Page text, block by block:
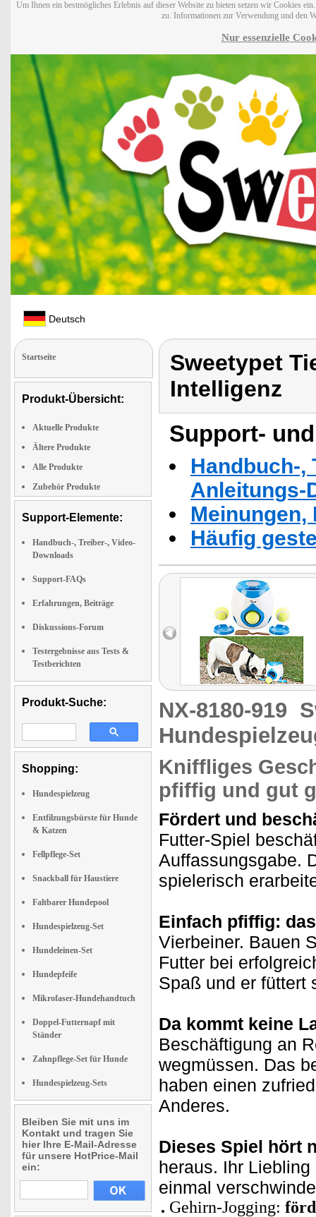
Um Ihnen ein bestmögliches Erlebnis auf dieser Website zu bieten setzen wir Cookies
zu. Informationen zur Verwendung und den
Nur essenzielle
Deutsch
Startseite
Produkt-Übersicht:
Aktuelle Produkte
Ältere Produkte
Alle Produkte
Zubehör Produkte
Support-Elemente:
Handbuch-, Treiber-, Video-
Downloads
Support-FAQs
Erfahrungen, Beiträge
Diskussions-Forum
Testergebnisse aus Tests &
Testberichten
Produkt-Suche:
Shopping:
Hundespielzeug
Entfilzungsbürste für Hunde
& Katzen
Fellpflege-Set
Snackball für Haustiere
Faltbarer Hundepool
Hundespielzeug-Set
Hundeleinen-Set
Hundepfeife
Mikrofaser-Hundehandtuch
Doppel-Futternapf mit
Ständer
Zahnpflege-Set für Hunde
Hundespielzeug-Sets
Bleiben Sie mit uns im
Kontakt und tragen Sie
hier Ihre E-Mail-Adresse
für unsere HotPrice-Mail
ein:
Sweetypet
Intelligenz
Support-
Handbuch-,
Anleitungs-
Häufig
NX-8180-919
Kniffliges
pfiffig und gut
Fördert und
Futter-Spiel
Auffassungsgabe.
spielerisch
Einfach pfiffig:
Vierbeiner. Bauen
Futter bei
Spaß und er füttert
Da kommt keine
Beschäftigung an
wegmüssen. Das
haben einen
Anderes.
Dieses Spiel hört
heraus. Ihr
einmal
Gehirn-Jogging: